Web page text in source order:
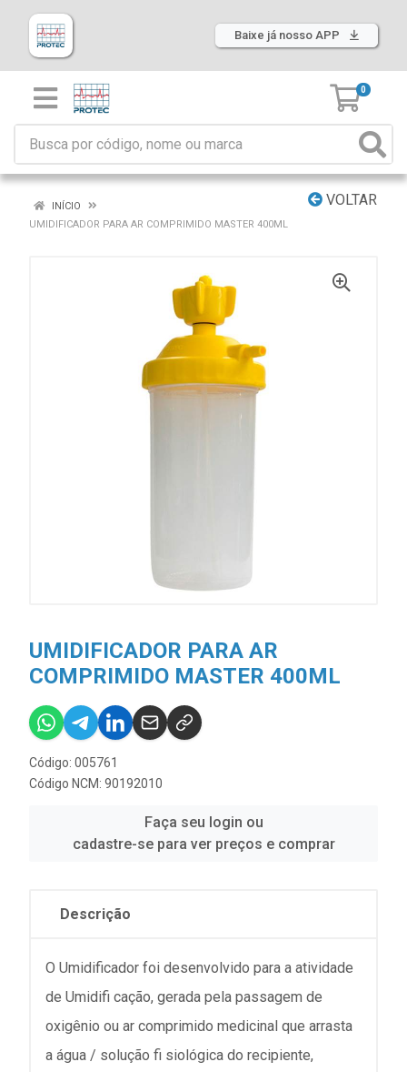
Baixe já nosso APP
0
VOLTAR
INÍCIO
UMIDIFICADOR PARA AR COMPRIMIDO MASTER 400ML
UMIDIFICADOR PARA AR
COMPRIMIDO MASTER 400ML
Código: 005761
Código NCM: 90192010
Faça seu login ou
cadastre-se para ver preços e comprar
Descrição
O Umidificador foi desenvolvido para a atividade
de Umidifi cação, gerada pela passagem de
oxigênio ou ar comprimido medicinal que arrasta
a água / solução fi siológica do recipiente,